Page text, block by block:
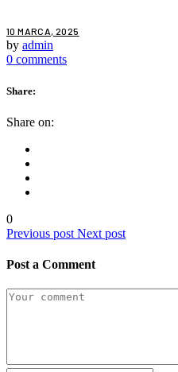
10 MARCA, 2025
by admin
0 comments
Share:
Share on:
0
Previous post Next post
Post a Comment